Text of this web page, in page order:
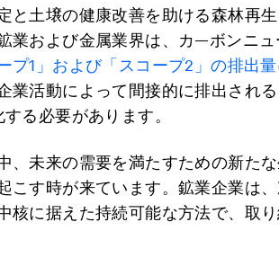
と土壌の健康改善を助ける森林再
業および金属業界は、カ―ボンニュ
プ1」および「スコープ2」の排出量
業活動によって間接的に排出される
る必要があります。
、未来の需要を満たすための新た
こす時が来ています。鉱業企業は
核に据えた持続可能な方法で、取